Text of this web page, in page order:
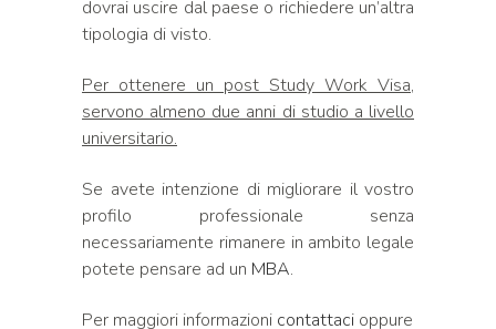
dovrai uscire dal paese o richiedere un’altra
tipologia di visto.
Per ottenere un post Study Work Visa,
servono almeno due anni di studio a livello
universitario.
Se avete intenzione di migliorare il vostro
profilo professionale senza
necessariamente rimanere in ambito legale
potete pensare ad un MBA.
Per maggiori informazioni contattaci oppure